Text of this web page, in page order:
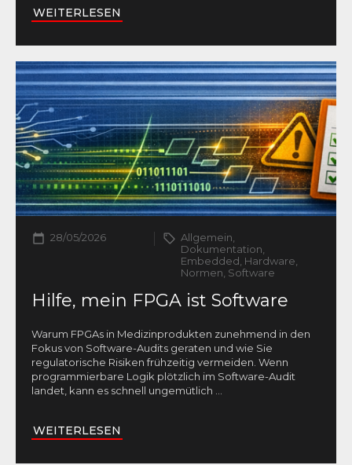
WEITERLESEN
28/05/2026
Allgemein,
Dokumentation,
Embedded, Hardware,
Normen, Software
Hilfe, mein FPGA ist Software
Warum FPGAs in Medizinprodukten zunehmend in den
Fokus von Software-Audits geraten und wie Sie
regulatorische Risiken frühzeitig vermeiden. Wenn
programmierbare Logik plötzlich im Software-Audit
landet, kann es schnell ungemütlich
WEITERLESEN